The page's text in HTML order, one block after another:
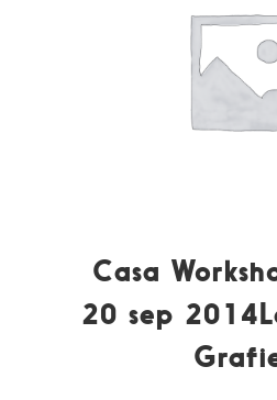
Casa
20 sep